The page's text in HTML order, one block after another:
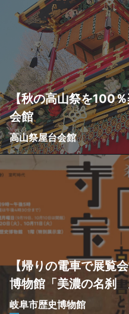
【秋の高山祭を100
会館
高山祭屋台会館
【帰りの電車で展覧
博物館「美濃の名刹
と仏画の世界―」
岐阜市歴史博物館